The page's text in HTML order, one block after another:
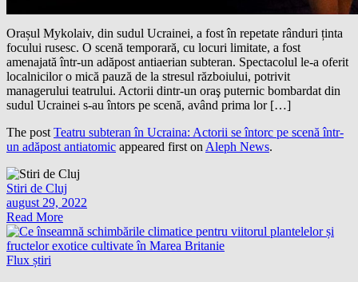
Orașul Mykolaiv, din sudul Ucrainei, a fost în repetate rânduri ținta
focului rusesc. O scenă temporară, cu locuri limitate, a fost
amenajată într-un adăpost antiaerian subteran. Spectacolul le-a oferit
localnicilor o mică pauză de la stresul războiului, potrivit
managerului teatrului. Actorii dintr-un oraş puternic bombardat din
sudul Ucrainei s-au întors pe scenă, având prima lor […]
The post Teatru subteran în Ucraina: Actorii se întorc pe scenă într-
un adăpost antiatomic appeared first on Aleph News.
Stiri de Cluj
august 29, 2022
Read More
Flux știri